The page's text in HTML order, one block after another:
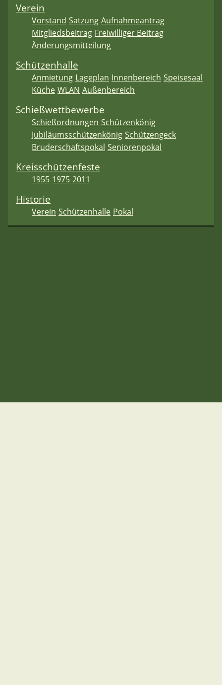
Verein
Vorstand Satzung Aufnahmeantrag
Mitgliedsbeitrag Freiwilliger Beitrag
Änderungsmitteilung
Schützenhalle
Anmietung Lageplan Innenbereich Speisesaal
Küche WLAN Außenbereich
Schießwettbewerbe
Schießordnungen Schützenkönig
Jubiläumsschützenkönig Schützengeck
Bruderschaftspokal Seniorenpokal
Kreisschützenfeste
1955 1975 2011
Historie
Verein Schützenhalle Pokal